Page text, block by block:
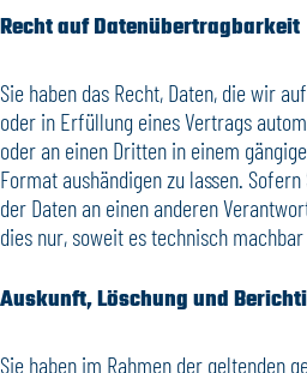
Recht auf Daten­übertrag­barkeit
Sie haben das Recht, Daten, die wir
oder in Erfüllung eines Vertrags
oder an einen Dritten in einem
Format aushändigen zu lassen.
der Daten an einen anderen
dies nur, soweit es technisch
Auskunft, Löschung und
Sie haben im Rahmen der geltenden